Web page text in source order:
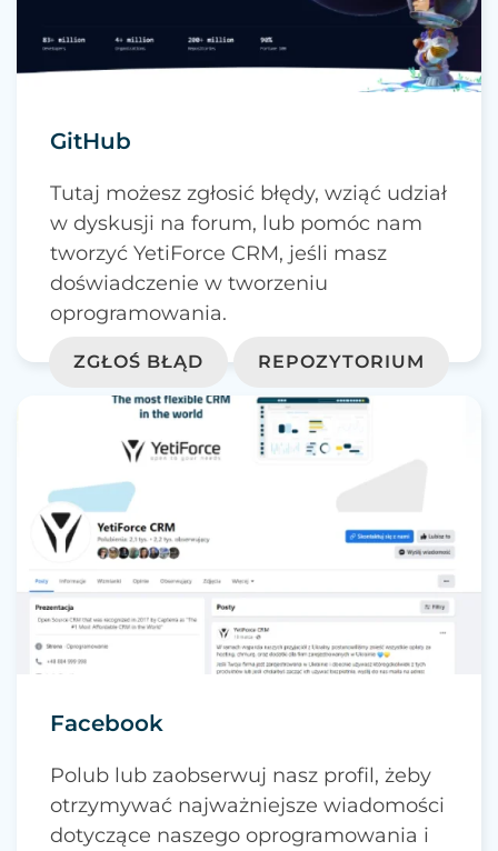
GitHub
Tutaj możesz zgłosić błędy, wziąć udział
w dyskusji na forum, lub pomóc nam
tworzyć YetiForce CRM, jeśli masz
doświadczenie w tworzeniu
oprogramowania.
ZGŁOŚ BŁĄD REPOZYTORIUM
Facebook
Polub lub zaobserwuj nasz profil, żeby
otrzymywać najważniejsze wiadomości
dotyczące naszego oprogramowania i